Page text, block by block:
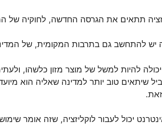
תתאים את הגרסה החדשה, לחוקיה של
יש להתחשב גם בתרבות המקומית, של
יכולה להיות למשל של מוצר מזון כלשהו,
שיתאים טוב יותר למדינה שאליה הוא
יכול לעבור לוקליזציה, שזה אומר